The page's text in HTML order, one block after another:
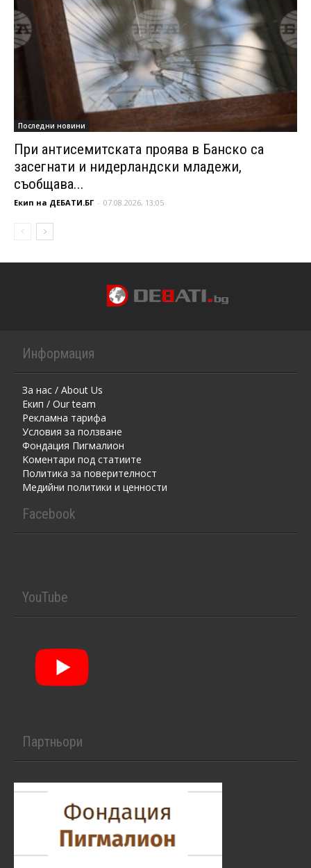
Последни новини
При антисемитската проява в Банско са
засегнати и нидерландски младежи,
съобщава...
Екип на ДЕБАТИ.БГ - 07.08.2026, 13:05
Информация
За нас / About Us
Екип / Our team
Рекламна тарифа
Условия за ползване
Фондация Пигмалион
Kоментaри под статиите
Политика за поверителност
Медийни политики и ценности
Facebook
YouTube
Партньори